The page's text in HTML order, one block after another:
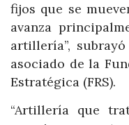
fijos que se
avanza
artillería”,
asociado de la
Estratégica (FRS).
“Artillería que